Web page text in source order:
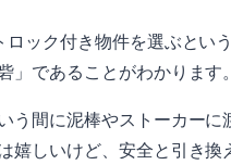
ロック付き物件を選ぶと
であることがわかります。
う間に泥棒やストーカー
嬉しいけど、安全と引き